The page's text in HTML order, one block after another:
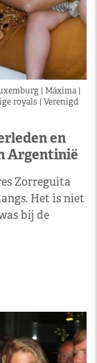
Máxima
royals
Verenigd
en
Argentinië
Zorreguita
Het is niet
bij de